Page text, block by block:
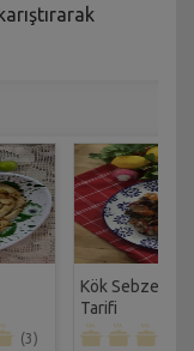
(3)
Kök Sebze
Tarifi